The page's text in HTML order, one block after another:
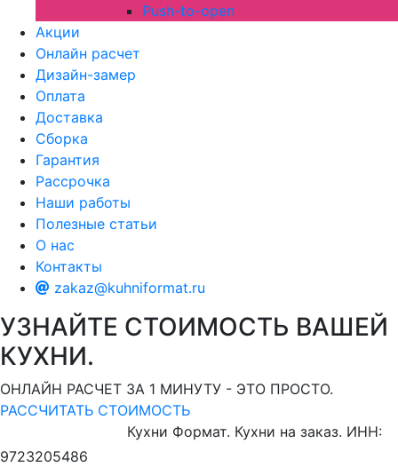
Push-to-open
Акции
Онлайн расчет
Дизайн-замер
Оплата
Доставка
Сборка
Гарантия
Рассрочка
Наши работы
Полезные статьи
О нас
Контакты
zakaz@kuhniformat.ru
УЗНАЙТЕ СТОИМОСТЬ ВАШЕЙ
КУХНИ.
ОНЛАЙН РАСЧЕТ ЗА 1 МИНУТУ - ЭТО ПРОСТО.
РАССЧИТАТЬ СТОИМОСТЬ
Кухни Формат. Кухни на заказ. ИНН:
9723205486